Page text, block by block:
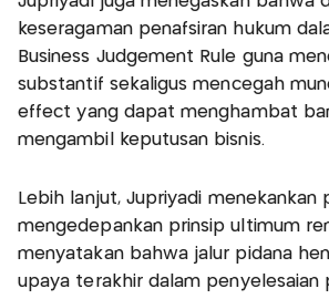
keseragaman penafsiran hukum
Business Judgement Rule guna
substantif sekaligus mencegah
effect yang dapat menghambat
mengambil keputusan bisnis.
Lebih lanjut, Jupriyadi menekankan
mengedepankan prinsip ultimum
menyatakan bahwa jalur pidana
upaya terakhir dalam penyelesaian